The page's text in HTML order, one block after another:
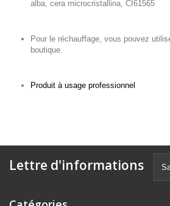
alba, cera microcristallina, CI61565
Pour le réchauffage, vous pouvez
boutique.
Produit à usage professionnel
Lettre d'informations